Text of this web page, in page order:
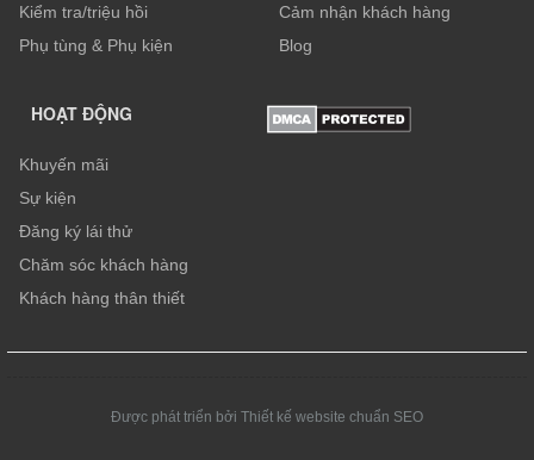
Kiểm tra/triệu hồi
Phụ tùng & Phụ kiện
Cảm nhận khách hàng
Blog
HOẠT ĐỘNG
Khuyến mãi
Sự kiện
Đăng ký lái thử
Chăm sóc khách hàng
Khách hàng thân thiết
Được phát triển bởi Thiết kế website chuẩn SEO